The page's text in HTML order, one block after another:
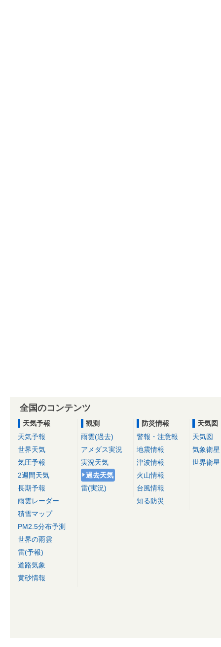
全国のコンテンツ
天気予報
天気予報
世界天気
気圧予報
2週間天気
長期予報
雨雲レーダー
積雪マップ
PM2.5分布予測
世界の雨雲
雷(予報)
道路気象
黄砂情報
観測
雨雲(過去)
アメダス実況
実況天気
過去天気
雷(実況)
防災情報
警報・注意報
地震情報
津波情報
火山情報
台風情報
知る防災
天気図
天気図
気象衛星
世界衛星